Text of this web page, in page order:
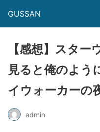
GUSSAN
【感想】スタ
見ると俺のよう
イウォーカーの
admin